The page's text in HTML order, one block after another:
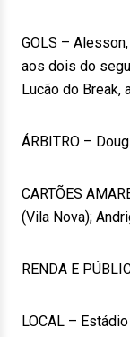
GOLS –
aos dois do
Lucão do Break,
ÁRBITRO –
CARTÕES
(Vila Nova);
RENDA E
LOCAL – Estádio